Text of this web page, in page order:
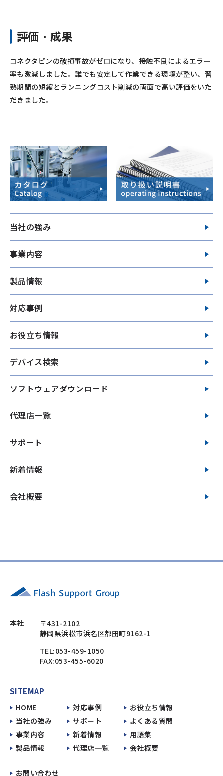
評価・成果
コネクタピンの破損事故がゼロになり、接触不良によるエラー
率も激減しました。誰でも安定して作業できる環境が整い、習
熟期間の短縮とランニングコスト削減の両面で高い評価をいた
だきました。
当社の強み
事業内容
製品情報
対応事例
お役立ち情報
デバイス検索
ソフトウェアダウンロード
代理店一覧
サポート
新着情報
会社概要
本社
〒431-2102
静岡県浜松市浜名区都田町9162-1
TEL:053-459-1050
FAX:053-455-6020
SITEMAP
HOME
当社の強み
事業内容
製品情報
対応事例
サポート
新着情報
代理店一覧
お役立ち情報
よくある質問
用語集
会社概要
お問い合わせ